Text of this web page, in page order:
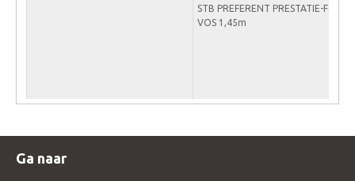
STB PREFERENT PRESTATIE-FOK
VOS 1,45m
Ga naar